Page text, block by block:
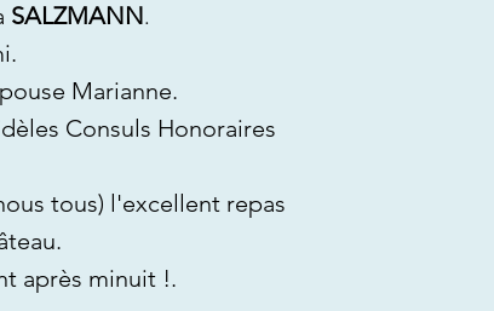
SALZMANN.
Marianne.
Consuls Honoraires
tous) l'excellent repas
après minuit !.